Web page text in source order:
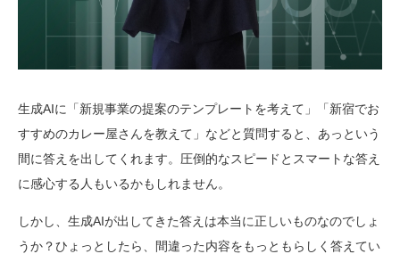
生成AIに「新規事業の提案のテンプレートを考えて」「新宿でお
すすめのカレー屋さんを教えて」などと質問すると、あっという
間に答えを出してくれます。圧倒的なスピードとスマートな答え
に感心する人もいるかもしれません。
しかし、生成AIが出してきた答えは本当に正しいものなのでしょ
うか？ひょっとしたら、間違った内容をもっともらしく答えてい